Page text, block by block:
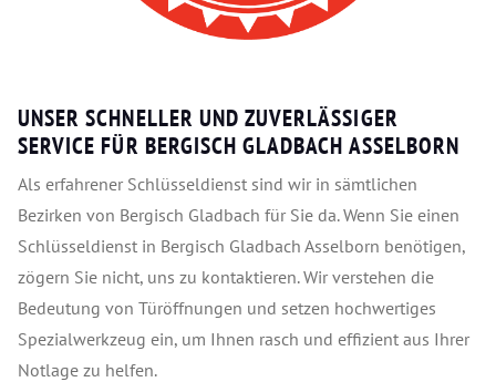
UNSER SCHNELLER UND ZUVERLÄSSIGER
SERVICE FÜR BERGISCH GLADBACH ASSELBORN
Als erfahrener Schlüsseldienst sind wir in sämtlichen
Bezirken von Bergisch Gladbach für Sie da. Wenn Sie einen
Schlüsseldienst in Bergisch Gladbach Asselborn benötigen,
zögern Sie nicht, uns zu kontaktieren. Wir verstehen die
Bedeutung von Türöffnungen und setzen hochwertiges
Spezialwerkzeug ein, um Ihnen rasch und effizient aus Ihrer
Notlage zu helfen.